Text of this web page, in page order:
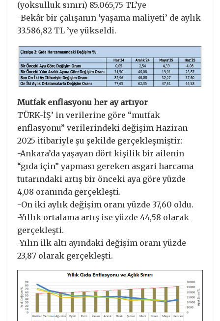
(yoksulluk sınırı) 85.065,75 TL’ye
-Bekâr bir çalışanın ‘yaşama maliyeti’ de aylık
33.586,82 TL ’ye yükseldi.
Mutfak enflasyonu her ay artıyor
TÜRK-İŞ’ in verilerine göre “mutfak
enflasyonu” verilerindeki değişim Haziran
2025 itibariyle şu şekilde gerçekleşmiştir:
-Ankara’da yaşayan dört kişilik bir ailenin
“gıda için” yapması gereken asgari harcama
tutarındaki artış bir önceki aya göre yüzde
4,08 oranında gerçekleşti.
-On iki aylık değişim oranı yüzde 37,60 oldu.
-Yıllık ortalama artış ise yüzde 44,58 olarak
gerçekleşti.
-Yılın ilk altı ayındaki değişim oranı yüzde
23,87 olarak gerçekleşti.